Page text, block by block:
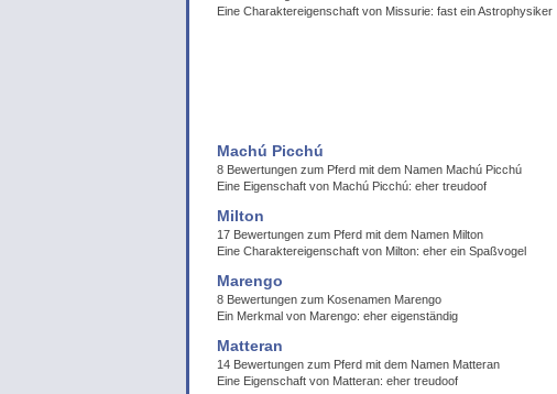
Eine Charaktereigenschaft von Missurie: fast ein Astrophysiker
Machú Picchú
8 Bewertungen zum Pferd mit dem Namen Machú Picchú
Eine Eigenschaft von Machú Picchú: eher treudoof
Milton
17 Bewertungen zum Pferd mit dem Namen Milton
Eine Charaktereigenschaft von Milton: eher ein Spaßvogel
Marengo
8 Bewertungen zum Kosenamen Marengo
Ein Merkmal von Marengo: eher eigenständig
Matteran
14 Bewertungen zum Pferd mit dem Namen Matteran
Eine Eigenschaft von Matteran: eher treudoof